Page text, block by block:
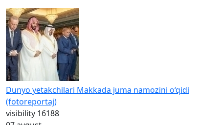
Dunyo yetakchilari Makkada juma namozini o‘qidi
(fotoreportaj)
visibility 16188